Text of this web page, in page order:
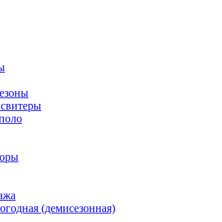
(демисезонная)